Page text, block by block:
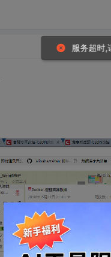
服务超时,